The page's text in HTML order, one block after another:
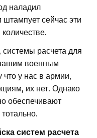
наладил
сейчас эти
расчета для
военным
у нас в армии,
их нет. Однако
обеспечивают
систем расчета